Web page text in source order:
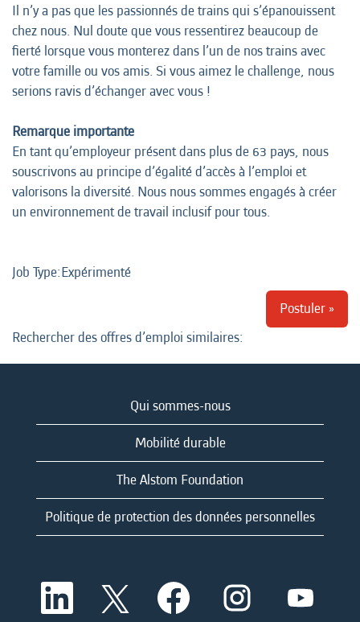
Il n’y a pas que les passionnés de trains qui s’épanouissent
chez nous. Nul doute que vous ressentirez beaucoup de
fierté lorsque vous monterez dans l’un de nos trains avec
votre famille ou vos amis. Si vous aimez le challenge, nous
serions ravis d’échanger avec vous !
Remarque importante
En tant qu’employeur présent dans plus de 63 pays, nous
souscrivons au principe d’égalité d’accès à l’emploi et
valorisons la diversité. Nous nous sommes engagés à créer
un environnement de travail inclusif pour tous.
Job Type:​Expérimenté
Postuler »
Rechercher des offres d’emploi similaires:
Qui sommes-nous
Mobilité durable
The Alstom Foundation
Politique de protection des données personnelles
S
o
S
’
S